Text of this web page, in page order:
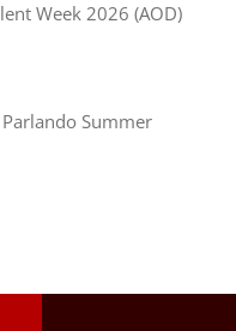
Week 2026 (AOD)
Summer